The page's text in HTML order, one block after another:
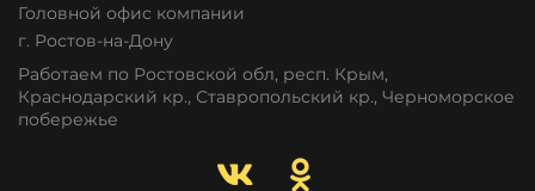
Головной офис компании
г. Ростов-на-Дону
Работаем по Ростовской обл, респ. Крым,
Краснодарский кр., Ставропольский кр., Черноморское
побережье